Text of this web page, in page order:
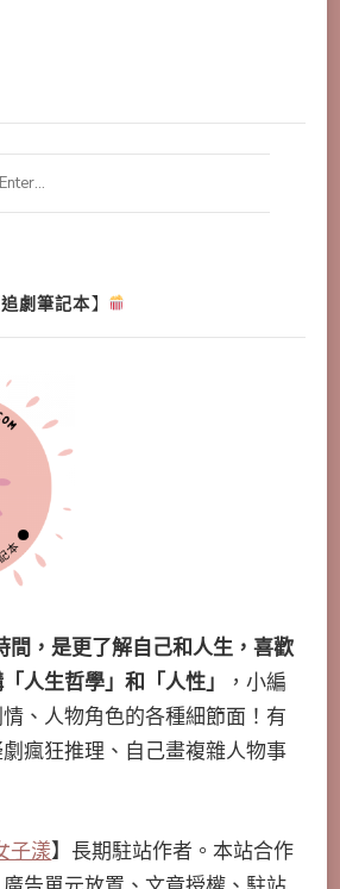
劇筆記本】
間，是更了解自己和人生，喜歡
人生哲學」和「人性」
，小編
、人物角色的各種細節面！有
瘋狂推理、自己畫複雜人物事
子漾】長期駐站作者。本站合作